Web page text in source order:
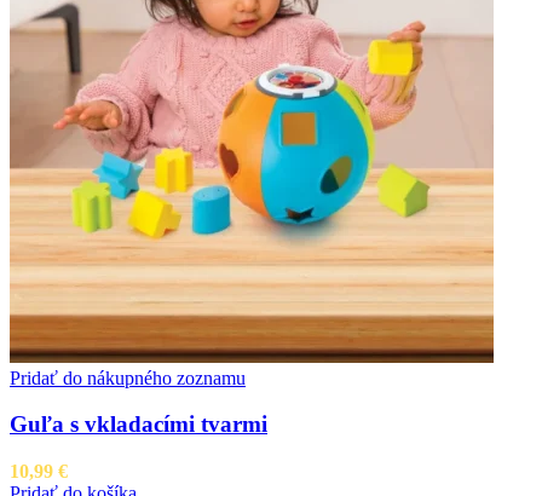
Pridať do nákupného zoznamu
Guľa s vkladacími tvarmi
10,99 €